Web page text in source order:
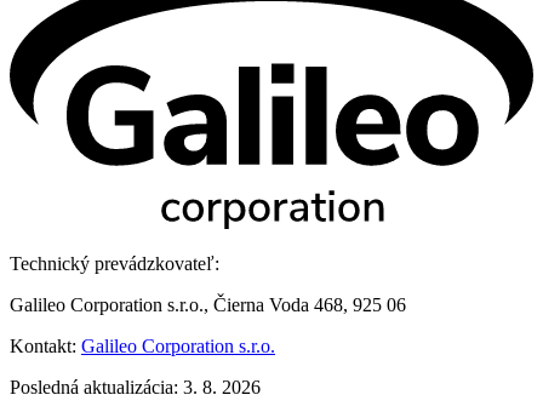
Technický prevádzkovateľ:
Galileo Corporation s.r.o., Čierna Voda 468, 925 06
Kontakt: Galileo Corporation s.r.o.
Posledná aktualizácia: 3. 8. 2026